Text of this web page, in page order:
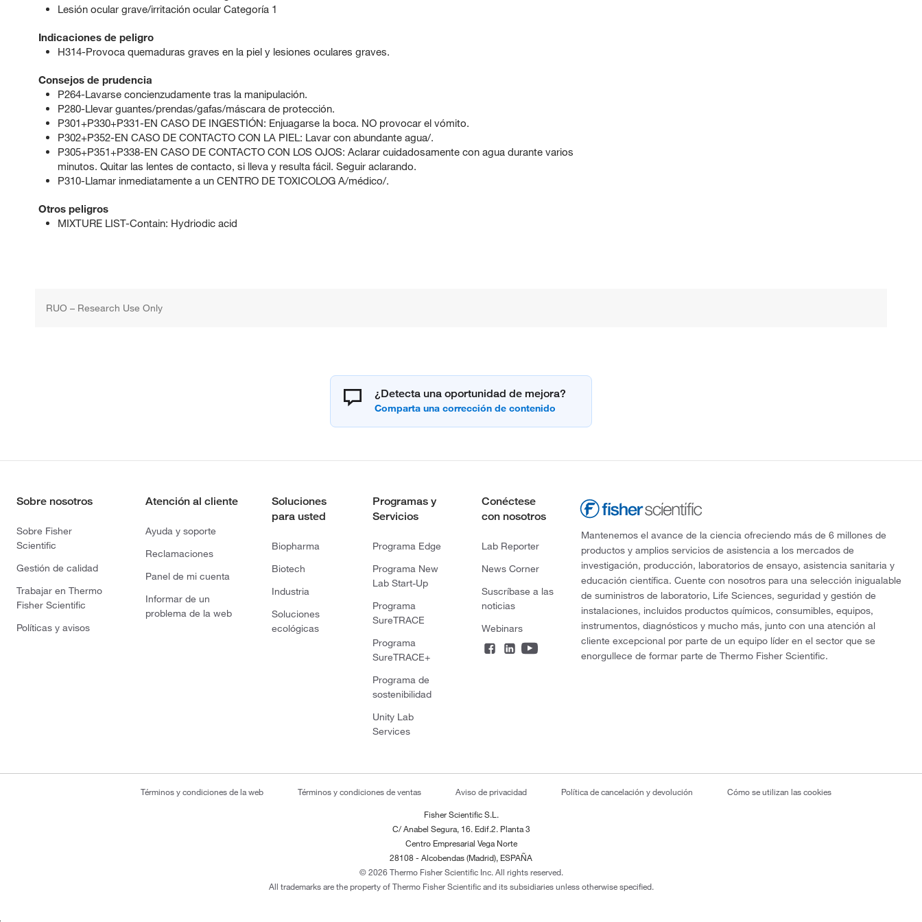
Lesión ocular grave/irritación ocular Categoría 1
Indicaciones de peligro
H314-Provoca quemaduras graves en la piel y lesiones oculares graves.
Consejos de prudencia
P264-Lavarse concienzudamente tras la manipulación.
P280-Llevar guantes/prendas/gafas/máscara de protección.
P301+P330+P331-EN CASO DE INGESTIÓN: Enjuagarse la boca. NO provocar el vómito.
P302+P352-EN CASO DE CONTACTO CON LA PIEL: Lavar con abundante agua/.
P305+P351+P338-EN CASO DE CONTACTO CON LOS OJOS: Aclarar cuidadosamente con agua durante varios
minutos. Quitar las lentes de contacto, si lleva y resulta fácil. Seguir aclarando.
P310-Llamar inmediatamente a un CENTRO DE TOXICOLOG A/médico/.
Otros peligros
MIXTURE LIST-Contain: Hydriodic acid
RUO – Research Use Only
¿Detecta una oportunidad de mejora?
Sobre nosotros
Sobre Fisher
Scientific
Gestión de calidad
Trabajar en Thermo
Fisher Scientific
Políticas y avisos
Atención al cliente
Ayuda y soporte
Reclamaciones
Panel de mi cuenta
Informar de un
problema de la web
Soluciones
para usted
Biopharma
Biotech
Industria
Soluciones
ecológicas
Programas y
Servicios
Programa Edge
Programa New
Lab Start-Up
Programa
SureTRACE
Programa
SureTRACE+
Programa de
sostenibilidad
Unity Lab
Services
Conéctese
con nosotros
Lab Reporter
News Corner
Suscríbase a las
noticias
Webinars
Mantenemos el avance de la ciencia ofreciendo más de 6 millones de
productos y amplios servicios de asistencia a los mercados de
investigación, producción, laboratorios de ensayo, asistencia sanitaria y
educación científica. Cuente con nosotros para una selección inigualable
de suministros de laboratorio, Life Sciences, seguridad y gestión de
instalaciones, incluidos productos químicos, consumibles, equipos,
instrumentos, diagnósticos y mucho más, junto con una atención al
cliente excepcional por parte de un equipo líder en el sector que se
enorgullece de formar parte de Thermo Fisher Scientific.
Términos y condiciones de la web Términos y condiciones de ventas Aviso de privacidad Política de cancelación y devolución Cómo se utilizan las cookies
Fisher Scientific S.L.
C/ Anabel Segura, 16. Edif.2. Planta 3
Centro Empresarial Vega Norte
28108 - Alcobendas (Madrid), ESPAÑA
© 2026 Thermo Fisher Scientific Inc. All rights reserved.
All trademarks are the property of Thermo Fisher Scientific and its subsidiaries unless otherwise specified.